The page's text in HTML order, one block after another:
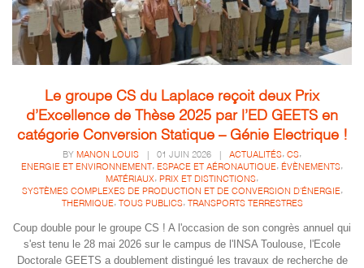
Le groupe CS du Laplace reçoit deux Prix
d’Excellence de Thèse 2025 par l’ED GEETS en
catégorie Conversion Statique – Génie Electrique !
BY MANON LOUIS 01 JUIN 2026 ACTUALITÉS , CS ,
ENERGIE ET ENVIRONNEMENT , ESPACE ET AÉRONAUTIQUE , ÉVÈNEMENTS ,
MATÉRIAUX , PRIX ET DISTINCTIONS ,
SYSTÈMES COMPLEXES DE PRODUCTION ET DE CONVERSION D'ÉNERGIE,
THERMIQUE, TOUS PUBLICS, TRANSPORTS TERRESTRES
Coup double pour le groupe CS ! A l'occasion de son congrès annuel qui
s'est tenu le 28 mai 2026 sur le campus de l'INSA Toulouse, l'Ecole
Doctorale GEETS a doublement distingué les travaux de recherche de